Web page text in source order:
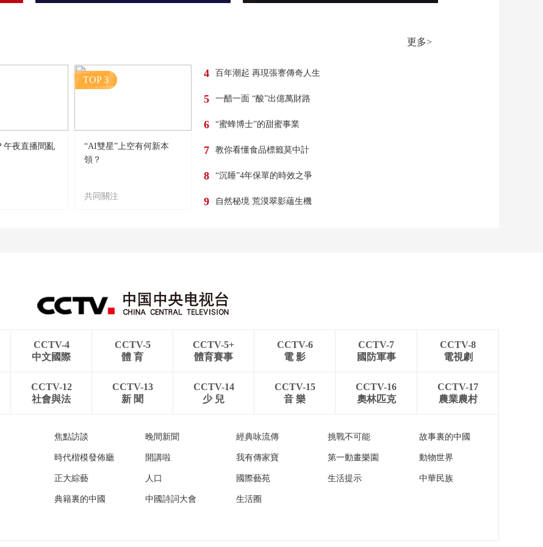
世界互联网大会文化
俑注入新活力
[新闻直播间]特朗普到
意摆拍 低俗表演 儿童
岂能成流量工具
00:04:14
导线下从事危险活动
甚至直接实施侵害
00:03:31
何为孩子筑起一道有
[新闻直播间]奥地利
《南京照相馆》在维
也纳举行展映活动
更多>
午夜直播間亂
TOP 3
“AI雙星”上空有何新本
領？
共同關注
4 百年潮起 再現張謇傳奇人生
5 一醋一面 “酸”出億萬財路
6 “蜜蜂博士”的甜蜜事業
7 教你看懂食品標籤莫中計
8 “沉睡”4年保單的時效之爭
9 自然秘境 荒漠翠影蘊生機
CCTV-4
中文國際
CCTV-5
體 育
CCTV-5+
體育賽事
CCTV-6
電 影
CCTV-7
國防軍事
CCTV-8
電視劇
CCTV-12
社會與法
CCTV-13
新 聞
CCTV-14
少 兒
CCTV-15
音 樂
CCTV-16
奧林匹克
CCTV-17
農業農村
焦點訪談 晚間新聞 經典咏流傳 挑戰不可能 故事裏的中國
時代楷模發佈廳 開講啦 我有傳家寶 第一動畫樂園 動物世界
正大綜藝 人口 國際藝苑 生活提示 中華民族
典籍裏的中國 中國詩詞大會 生活圈